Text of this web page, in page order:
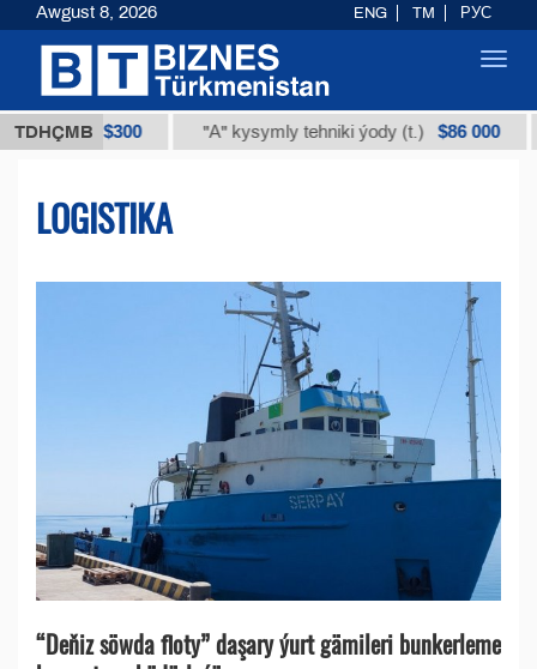
TDHÇMB
$300 "А" kysymly tehniki ýody (t.) $86 000 Natriý
LOGISTIKA
“Deňiz söwda floty” daşary ýurt gämileri bunkerleme
Awgust 8, 2026 ENG TM РУС